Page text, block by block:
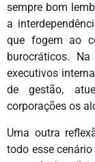
sempre bom
a
que fogem ao
burocráticos.
executivos
de gestão,
corporações os
Uma outra
todo esse